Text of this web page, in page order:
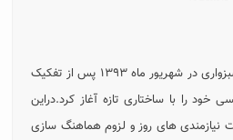
روابط عمومی دانشگاه حکیم سبزواری در شهریور ماه ۱۳۹۳ پس از تفکیک
خود را با ساختاری تازه آغاز کرد.دراین
های روز و لزوم هماهنگ سازی